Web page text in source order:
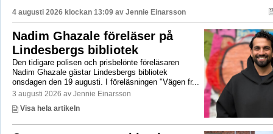
4 augusti 2026 klockan 13:09 av Jennie Einarsson
Nadim Ghazale föreläser på
Lindesbergs bibliotek
Den tidigare polisen och prisbelönte föreläsaren
Nadim Ghazale gästar Lindesbergs bibliotek
onsdagen den 19 augusti. I föreläsningen "Vägen fr...
3 augusti 2026 av Jennie Einarsson
Visa hela artikeln